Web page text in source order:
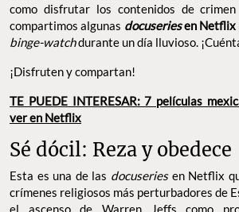
como disfrutar los contenidos de
compartimos algunas docuseriesen Netflix
binge-watchdurante un día lluvioso.
¡Disfruten y compartan!
TE PUEDE INTERESAR: 7 películas
ver en Netflix
Sé dócil: Reza y obedece
Esta es una de las docuseries en Netflix
crímenes religiosos más perturbadores de
el ascenso de Warren Jeffs como